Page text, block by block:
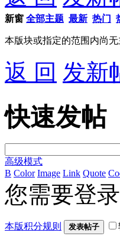
新窗 全部主题 最新 热门
本版块或指定的范围内尚无
返 回 发新
快速发帖
高级模式
B Color Image Link Quote
您需要登
本版积分规则 发表帖子